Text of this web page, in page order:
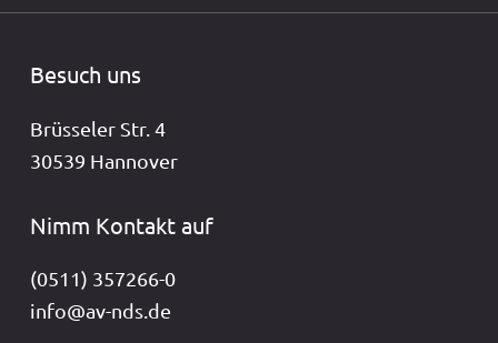
Besuch uns
Brüsseler Str. 4
30539 Hannover
Nimm Kontakt auf
(0511) 357266-0
info@av-nds.de